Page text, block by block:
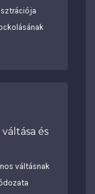
és
váltásnak